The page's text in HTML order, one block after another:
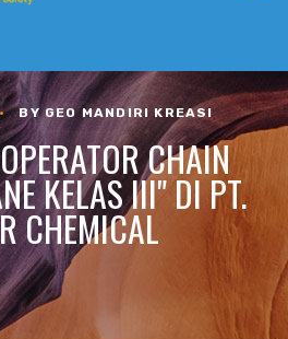
• BY GEO MANDIRI KREASI
CHAIN
KELAS III" DI PT.
CHEMICAL